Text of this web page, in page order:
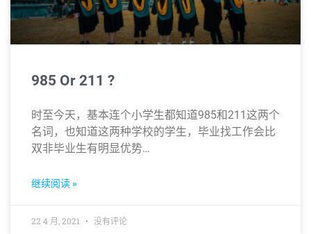
985 Or 211 ?
时至今天，基本连个小学生都知道985和211这两个
名词，也知道这两种学校的学生，毕业找工作会比
双非毕业生有明显优势…
继续阅读 »
22 4 月, 2021 没有评论